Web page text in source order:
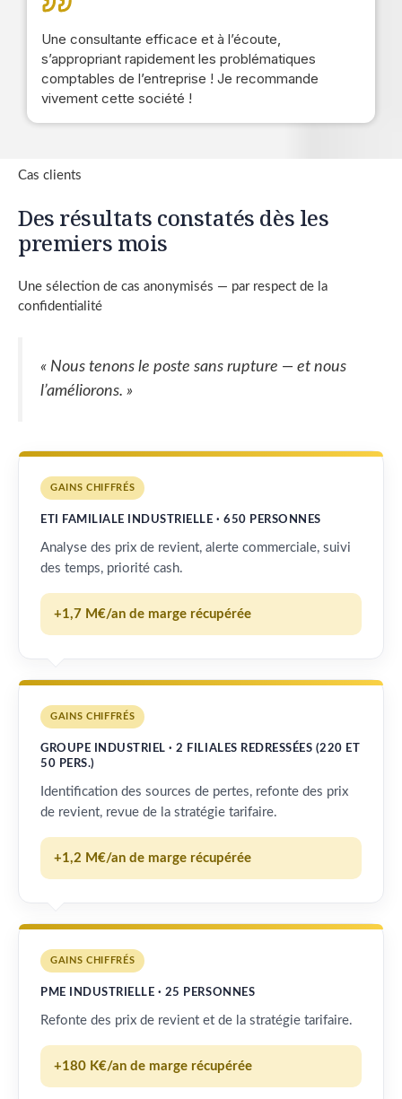
Une consultante efficace et à l’écoute,
s’appropriant rapidement les problématiques
comptables de l’entreprise ! Je recommande
vivement cette société !
Cas clients
Des résultats constatés dès les
premiers mois
Une sélection de cas anonymisés — par respect de la
confidentialité
« Nous tenons le poste sans rupture — et nous
l’améliorons. »
GAINS CHIFFRÉS
ETI FAMILIALE INDUSTRIELLE · 650 PERSONNES
Analyse des prix de revient, alerte commerciale, suivi
des temps, priorité cash.
+1,7 M€/an de marge récupérée
GAINS CHIFFRÉS
GROUPE INDUSTRIEL · 2 FILIALES REDRESSÉES (220 ET
50 PERS.)
Identification des sources de pertes, refonte des prix
de revient, revue de la stratégie tarifaire.
+1,2 M€/an de marge récupérée
GAINS CHIFFRÉS
PME INDUSTRIELLE · 25 PERSONNES
Refonte des prix de revient et de la stratégie tarifaire.
+180 K€/an de marge récupérée